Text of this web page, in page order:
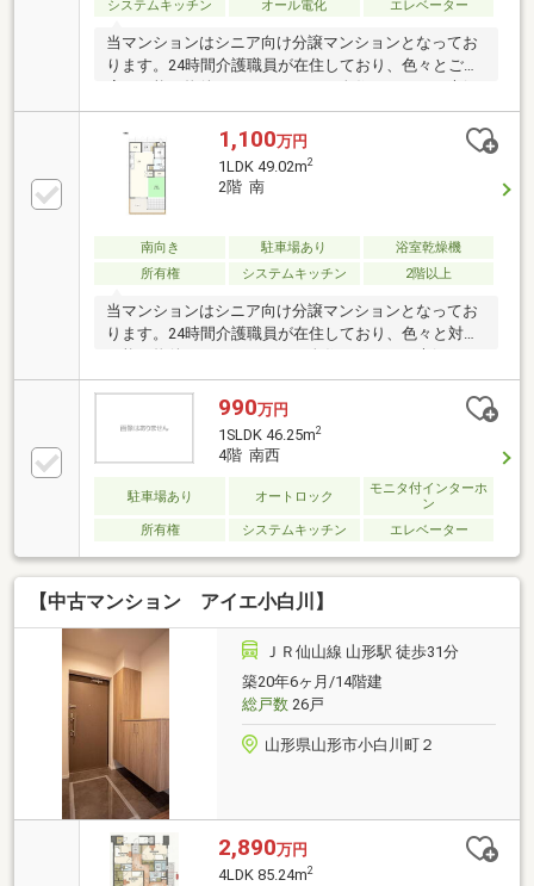
システムキッチン
オール電化 エレベーター
当マンションはシニア向け分譲マンションとなってお
ります。24時間介護職員が在住しており、色々とご対
など将来を見据えた終の棲家にいかがですか。随時内
覧予約受付中ですので、お気軽にお問い合わせくださ
い。●ハウスクリーニングは2026年7月上旬に完了済み
です。 原則として現状のままのお引渡しとさせてい
ただきます。●エアコン1台付（2009年 日立製）です
（お一人の場合）49500円/月が発生します。※お二人
の場合は71500円/月が発生します。
1,100万円
1LDK 49.02m2
2階 南
南向き 駐車場あり
浴室乾燥機
所有権
システムキッチン 2階以上
当マンションはシニア向け分譲マンションとなってお
ります。24時間介護職員が在住しており、色々と対応
将来を見据えた終の棲家にいかがですか。随時内覧予
約受付中ですので、お気軽にお問い合わせください。
990万円
1SLDK 46.25m2
4階 南西
駐車場あり オートロック
モニタ付インターホ
ン
所有権
システムキッチン エレベーター
【中古マンション アイエ小白川】
ＪＲ仙山線 山形駅 徒歩31分
築20年6ヶ月/14階建
総戸数26戸
山形県山形市小白川町２
2,890万円
4LDK 85.24m2